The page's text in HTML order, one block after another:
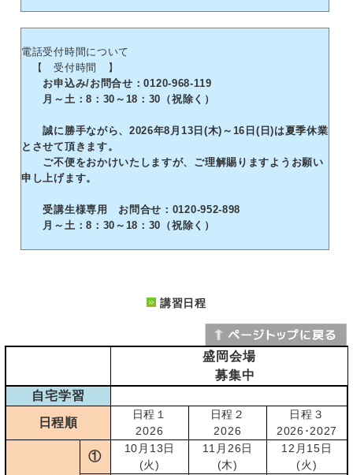
電話受付時間について
【 受付時間 】
お申込み/お問合せ：0120-968-119
月～土：8：30～18：30（祝除く）
誠に勝手ながら、2026年8月13日(木)～16日(日)は夏季休業
とさせて頂きます。
ご不便をおかけいたしますが、ご理解賜りますようお願い
申し上げます。
受講生様専用 お問合せ：0120-952-898
月～土：8：30～18：30（祝除く）
講習日程
盛岡会場
募集中
自宅学習
日程順
日程１
2026
日程２
2026
日程３
2026･2027
①
10月13日
(火)
11月26日
(木)
12月15日
(火)